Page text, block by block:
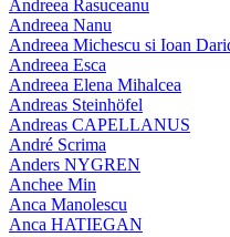
Andreea Rasuceanu
Andreea Nanu
Andreea Michescu si Ioan
Andreea Esca
Andreea Elena Mihalcea
Andreas Steinhöfel
Andreas CAPELLANUS
André Scrima
Anders NYGREN
Anchee Min
Anca Manolescu
Anca HATIEGAN